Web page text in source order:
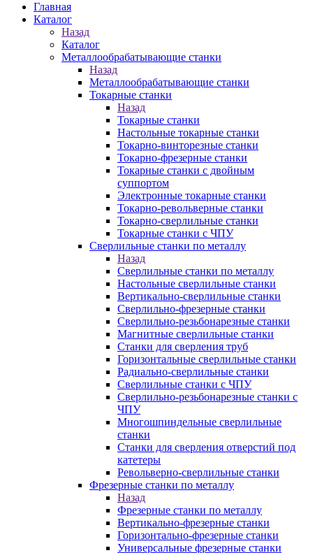
Главная
Каталог
Назад
Каталог
Металлообрабатывающие станки
Назад
Металлообрабатывающие станки
Токарные станки
Назад
Токарные станки
Настольные токарные станки
Токарно-винторезные станки
Токарно-фрезерные станки
Токарные станки с двойным
суппортом
Электронные токарные станки
Токарно-револьверные станки
Токарно-сверлильные станки
Токарные станки с ЧПУ
Сверлильные станки по металлу
Назад
Сверлильные станки по металлу
Настольные сверлильные станки
Вертикально-сверлильные станки
Сверлильно-фрезерные станки
Сверлильно-резьбонарезные станки
Магнитные сверлильные станки
Станки для сверления труб
Горизонтальные сверлильные станки
Радиально-сверлильные станки
Сверлильные станки с ЧПУ
Сверлильно-резьбонарезные станки с
ЧПУ
Многошпиндельные сверлильные
станки
Станки для сверления отверстий под
катетеры
Револьверно-сверлильные станки
Фрезерные станки по металлу
Назад
Фрезерные станки по металлу
Вертикально-фрезерные станки
Горизонтально-фрезерные станки
Универсальные фрезерные станки